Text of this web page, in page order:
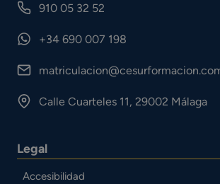
910 05 32 52
+34 690 007 198
Calle Cuarteles 11, 29002 Málaga
Legal
Accesibilidad